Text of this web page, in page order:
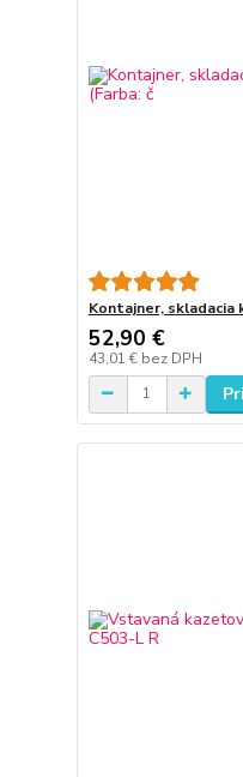
Kontajner, skladacia
52,90 €
43,01 € bez DPH